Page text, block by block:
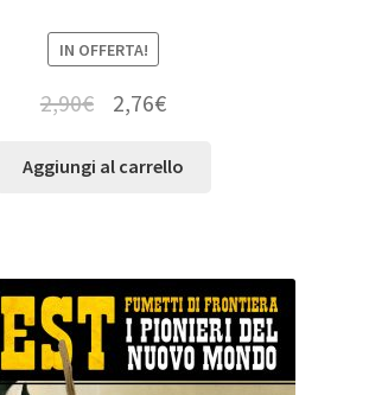
IN OFFERTA!
2,90€ 2,76€
Aggiungi al carrello